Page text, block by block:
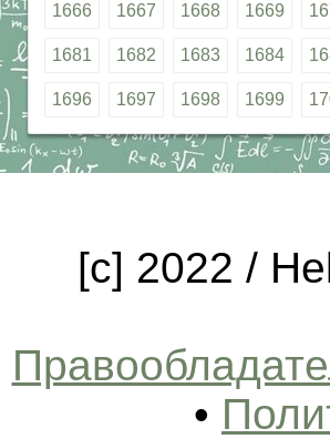
1666 1667 1668 1669
1681 1682 1683 1684
1696 1697 1698 1699
[c] 2022 /
•